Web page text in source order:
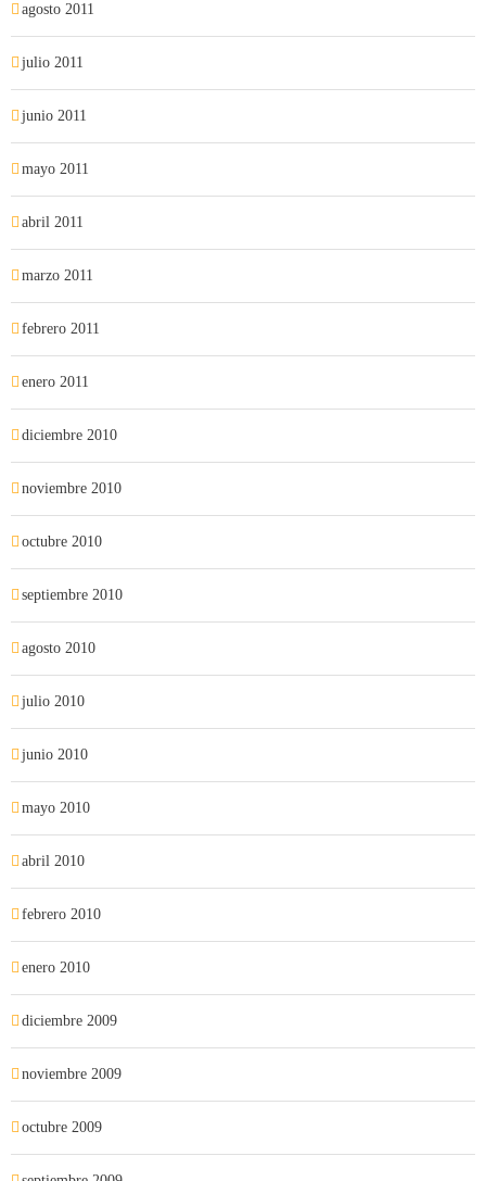
agosto 2011
julio 2011
junio 2011
mayo 2011
abril 2011
marzo 2011
febrero 2011
enero 2011
diciembre 2010
noviembre 2010
octubre 2010
septiembre 2010
agosto 2010
julio 2010
junio 2010
mayo 2010
abril 2010
febrero 2010
enero 2010
diciembre 2009
noviembre 2009
octubre 2009